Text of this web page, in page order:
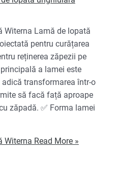
Witerna Lamă de lopată
pentru curățarea
reținerea zăpezii pe
a lamei este
transformarea într-o
să facă față aproape
zăpadă. ✅ Forma lamei
Witerna Read More »